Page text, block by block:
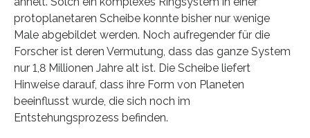
protoplanetaren Scheibe konnte bisher nur wenige
Male abgebildet werden. Noch aufregender für die
Forscher ist deren Vermutung, dass das ganze System
nur 1,8 Millionen Jahre alt ist. Die Scheibe liefert
Hinweise darauf, dass ihre Form von Planeten
beeinflusst wurde, die sich noch im
Entstehungsprozess befinden.